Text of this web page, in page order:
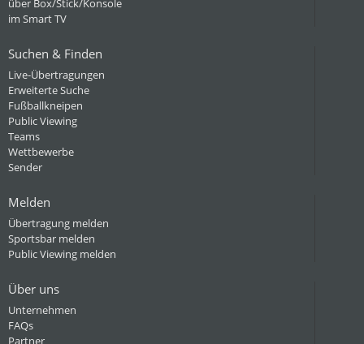
über Box/Stick/Konsole
im Smart TV
Suchen & Finden
Live-Übertragungen
Erweiterte Suche
Fußballkneipen
Public Viewing
Teams
Wettbewerbe
Sender
Melden
Übertragung melden
Sportsbar melden
Public Viewing melden
Über uns
Unternehmen
FAQs
Partner